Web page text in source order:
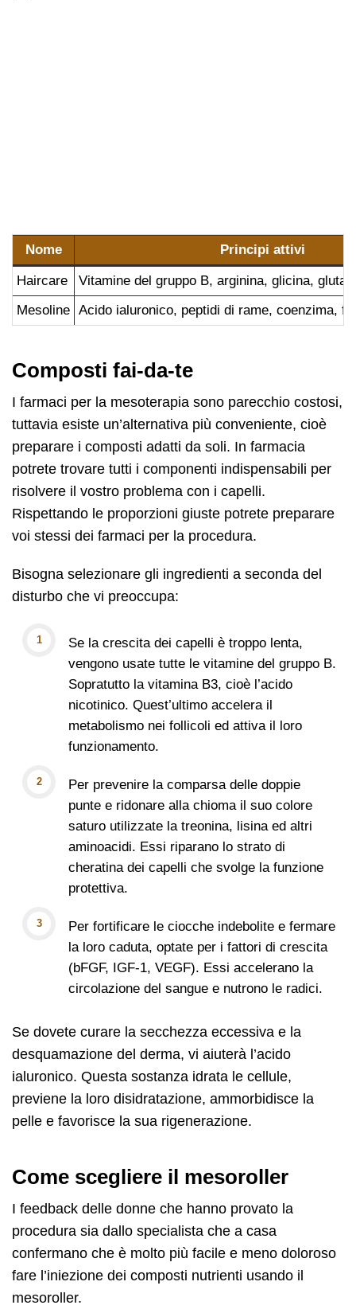
Nome Principi attivi
Haircare
Vitamine del gruppo B, arginina, glicina,
Mesoline Acido ialuronico, peptidi di rame, coenzima,
Composti fai-da-te
I farmaci per la mesoterapia sono parecchio costosi,
tuttavia esiste un’alternativa più conveniente, cioè
preparare i composti adatti da soli. In farmacia
potrete trovare tutti i componenti indispensabili per
risolvere il vostro problema con i capelli.
Rispettando le proporzioni giuste potrete preparare
voi stessi dei farmaci per la procedura.
Bisogna selezionare gli ingredienti a seconda del
disturbo che vi preoccupa:
Se la crescita dei capelli è troppo lenta,
vengono usate tutte le vitamine del gruppo B.
Sopratutto la vitamina B3, cioè l’acido
nicotinico. Quest’ultimo accelera il
metabolismo nei follicoli ed attiva il loro
funzionamento.
Per prevenire la comparsa delle doppie
punte e ridonare alla chioma il suo colore
saturo utilizzate la treonina, lisina ed altri
aminoacidi. Essi riparano lo strato di
cheratina dei capelli che svolge la funzione
protettiva.
Per fortificare le ciocche indebolite e fermare
la loro caduta, optate per i fattori di crescita
(bFGF, IGF-1, VEGF). Essi accelerano la
circolazione del sangue e nutrono le radici.
Se dovete curare la secchezza eccessiva e la
desquamazione del derma, vi aiuterà l’acido
ialuronico. Questa sostanza idrata le cellule,
previene la loro disidratazione, ammorbidisce la
pelle e favorisce la sua rigenerazione.
Come scegliere il mesoroller
I feedback delle donne che hanno provato la
procedura sia dallo specialista che a casa
confermano che è molto più facile e meno doloroso
fare l’iniezione dei composti nutrienti usando il
mesoroller.